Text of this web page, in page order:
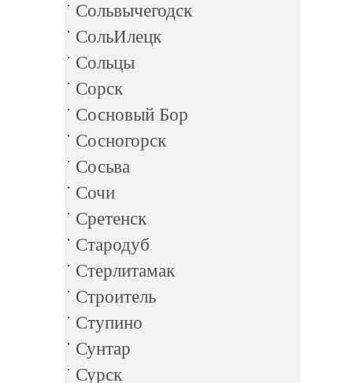
Сольвычегодск
СольИлецк
Сольцы
Сорск
Сосновый Бор
Сосногорск
Сосьва
Сочи
Сретенск
Стародуб
Стерлитамак
Строитель
Ступино
Сунтар
Сурск